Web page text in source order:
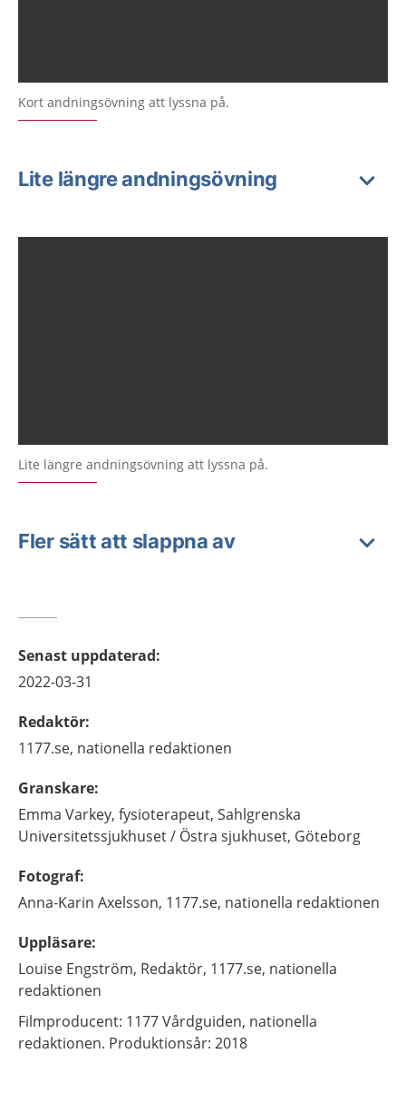
Kort andningsövning att lyssna på.
Lite längre andningsövning
Lite längre andningsövning att lyssna på.
Fler sätt att slappna av
Senast uppdaterad:
2022-03-31
Redaktör:
1177.se, nationella redaktionen
Granskare:
Emma Varkey, fysioterapeut, Sahlgrenska
Universitetssjukhuset / Östra sjukhuset, Göteborg
Fotograf:
Anna-Karin Axelsson, 1177.se, nationella redaktionen
Uppläsare:
Louise Engström, Redaktör, 1177.se, nationella
redaktionen
Filmproducent: 1177 Vårdguiden, nationella
redaktionen. Produktionsår: 2018